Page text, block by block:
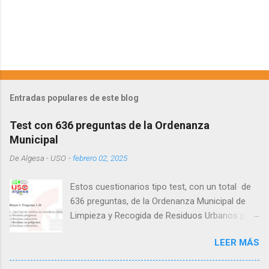
Entradas populares de este blog
Test con 636 preguntas de la Ordenanza
Municipal
DeAlgesa - USO - febrero 02, 2025
Estos cuestionarios tipo test, con un total de
636 preguntas, de la Ordenanza Municipal de
Limpieza y Recogida de Residuos Urbanos para
que la sección sindical de USO en Algesa pone
a disposición de sus afiliados . Aunque las
LEER MÁS